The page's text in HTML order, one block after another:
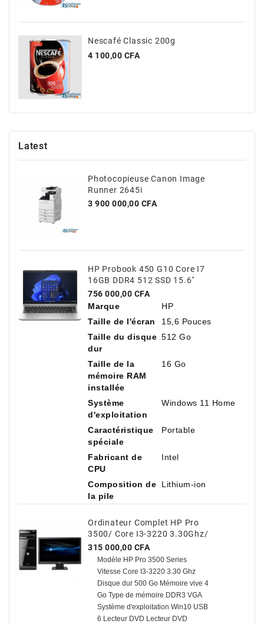
Nescafé Classic 200g
Prix
4 100,00 CFA
Latest
Photocopieuse Canon Image
Runner 2645i
Prix
3 900 000,00 CFA
HP Probook 450 G10 Core I7
16GB DDR4 512 SSD 15.6''
Prix
756 000,00 CFA
Marque
HP
Taille de l'écran
15,6 Pouces
Taille du disque
dur
512 Go
Taille de la
mémoire RAM
installée
16 Go
Système
d'exploitation
Windows 11 Home
Caractéristique
spéciale
Portable
Fabricant de
CPU
Intel
Composition de
la pile
Lithium-ion
Ordinateur Complet HP Pro
3500/ Core I3-3220 3.30Ghz/
500 Go HDD / 4 Go Avec TVA
Prix
315 000,00 CFA
Modèle HP Pro 3500 Series
Vitesse Core I3-3220 3.30 Ghz
Disque dur 500 Go Mémoire vive 4
Go Type de mémoire DDR3 VGA
Système d'exploitation Win10 USB
6 Lecteur DVD Lecteur DVD